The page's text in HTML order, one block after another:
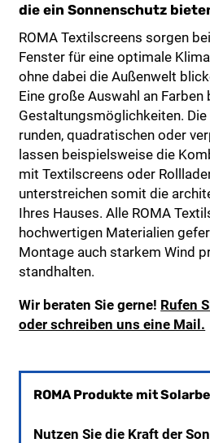
die ein Sonnenschutz
ROMA Textilscreens sorgen
Fenster für eine optimale
ohne dabei die Außenwelt
Eine große Auswahl an Farben
Gestaltungsmöglichkeiten.
runden, quadratischen oder
lassen beispielsweise die
mit Textilscreens oder
unterstreichen somit die
Ihres Hauses. Alle ROMA
hochwertigen Materialien
Montage auch starkem Wind
standhalten.
Wir beraten Sie gerne! Rufen
oder schreiben uns eine Mail.
ROMA Produkte mit
Nutzen Sie die Kraft der